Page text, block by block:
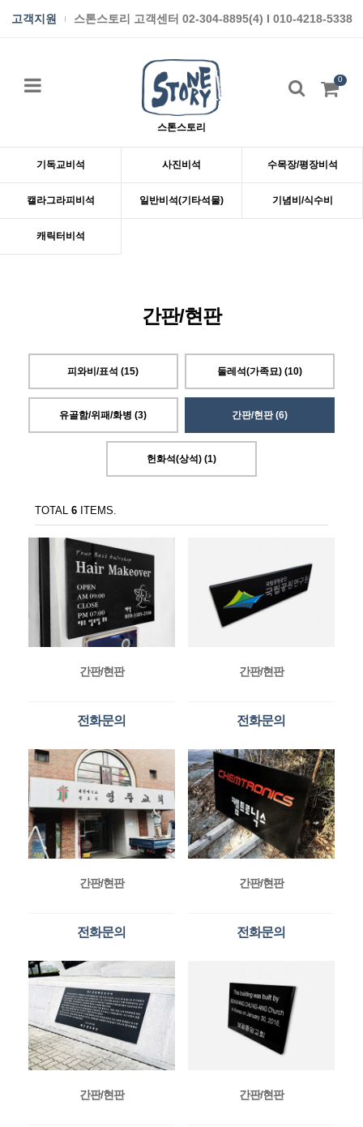
고객지원 스톤스토리 고객센터 02-304-8895(4) I 010-4218-5338
스톤스토리
0
기독교비석 사진비석 수목장/평장비석
캘라그라피비석 일반비석(기타석물) 기념비/식수비
캐릭터비석
간판/현판
피와비/표석 (15) 둘레석(가족묘) (10)
유골함/위패/화병 (3) 간판/현판 (6)
헌화석(상석) (1)
TOTAL 6ITEMS.
간판/현판
전화문의
간판/현판
전화문의
간판/현판
전화문의
간판/현판
전화문의
간판/현판 간판/현판